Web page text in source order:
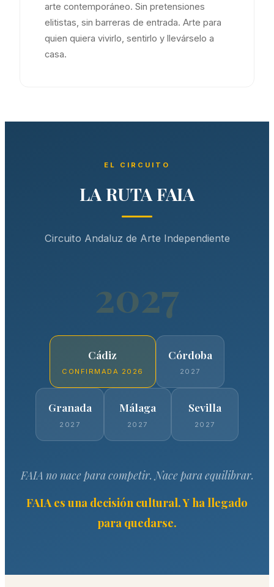
arte contemporáneo. Sin pretensiones
elitistas, sin barreras de entrada. Arte para
quien quiera vivirlo, sentirlo y llevárselo a
casa.
EL CIRCUITO
LA RUTA FAIA
Circuito Andaluz de Arte Independiente
2027
Cádiz
CONFIRMADA 2026
Córdoba
2027
Granada
2027
Málaga
2027
Sevilla
2027
FAIA no nace para competir. Nace para equilibrar.
FAIA es una decisión cultural. Y ha llegado
para quedarse.